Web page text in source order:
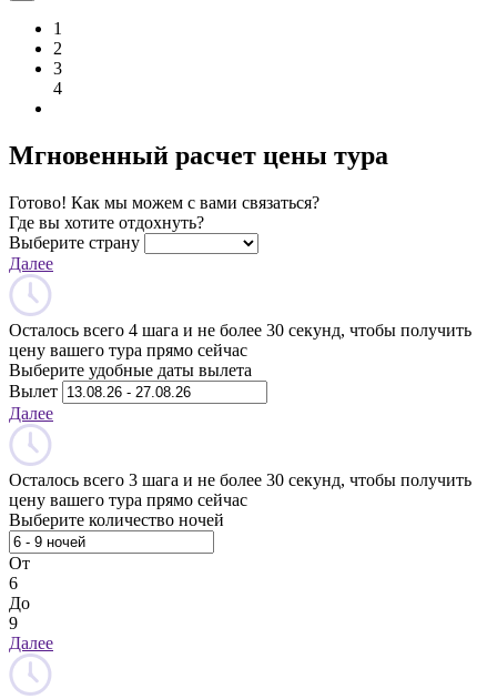
1
2
3
4
Мгновенный расчет цены тура
Готово! Как мы можем с вами связаться?
Где вы хотите отдохнуть?
Выберите страну
Далее
Осталось всего 4 шага и не более 30 секунд, чтобы получить
цену вашего тура прямо сейчас
Выберите удобные даты вылета
Вылет
Далее
Осталось всего 3 шага и не более 30 секунд, чтобы получить
цену вашего тура прямо сейчас
Выберите количество ночей
От
6
До
9
Далее